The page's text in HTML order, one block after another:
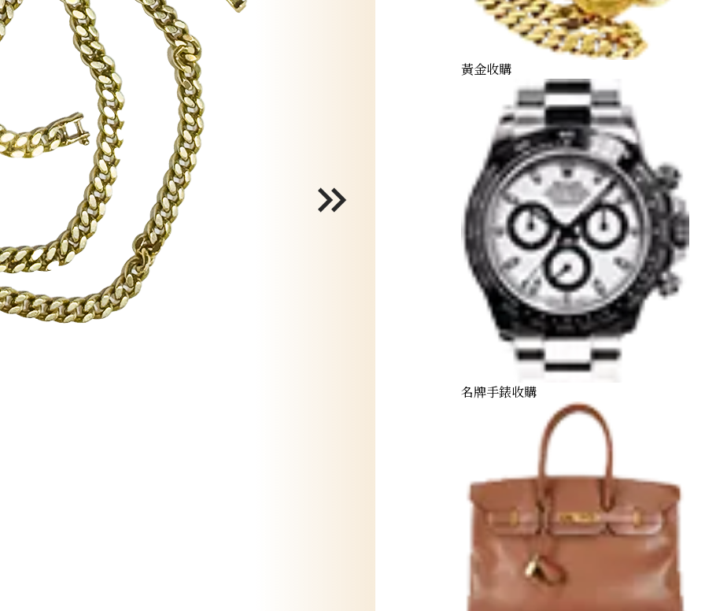
黃金收購
名牌手錶收購